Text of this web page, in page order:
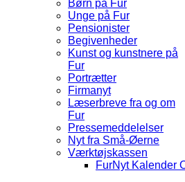
Børn på Fur
Unge på Fur
Pensionister
Begivenheder
Kunst og kunstnere på
Fur
Portrætter
Firmanyt
Læserbreve fra og om
Fur
Pressemeddelelser
Nyt fra Små-Øerne
Værktøjskassen
FurNyt Kalender